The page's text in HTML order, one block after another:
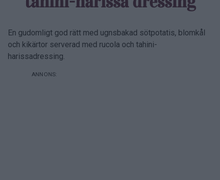
En gudomligt god rätt med ugnsbakad sötpotatis, blomkål
och kikärtor serverad med rucola och tahini-
harissadressing.